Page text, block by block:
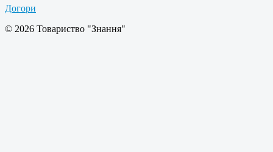
Догори
© 2026 Товариство "Знання"